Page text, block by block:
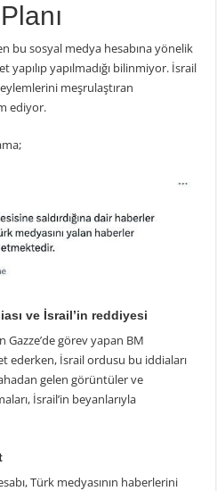
bu sosyal medya hesabına yönelik
yapılmadığı bilinmiyor. İsrail
meşrulaştıran
ediyor.
ve İsrail’in reddiyesi
Gazze’de görev yapan BM
ederken, İsrail ordusu bu iddiaları
gelen görüntüler ve
İsrail’in beyanlarıyla
Türk medyasının haberlerini